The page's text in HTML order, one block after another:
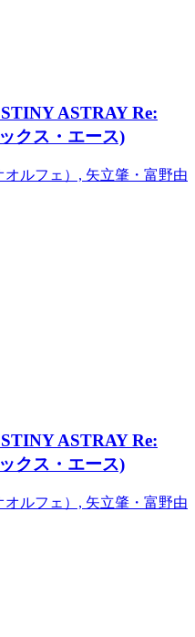
ASTRAY Re:
クス・エース)
ルフェ）, 矢立肇・富野由
ASTRAY Re:
クス・エース)
ルフェ）, 矢立肇・富野由